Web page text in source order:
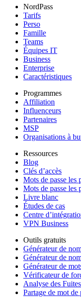
NordPass
Tarifs
Perso
Famille
Teams
Équipes IT
Business
Enterprise
Caractéristiques
Programmes
Affiliation
Influenceurs
Partenaires
MSP
Organisations à
Ressources
Blog
Clés d’accès
Mots de passe les
Mots de passe les
Livre blanc
Études de cas
Centre
VPN Business
Outils gratuits
Générateur de
Générateur de
Générateur de
Vérificateur de
Analyse des
Partage de mot de